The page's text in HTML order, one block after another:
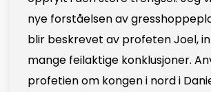
nye forståelsen av
blir beskrevet av profeten Joel,
mange feilaktige konklusjoner.
profetien om kongen i nord i